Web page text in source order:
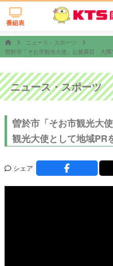
番組表
ニュース・スポーツ
曽於市「そお市観光大使」お披露目 大
ニュース・スポーツ
曽於市「そお市観光大
観光大使として地域PR
シェア